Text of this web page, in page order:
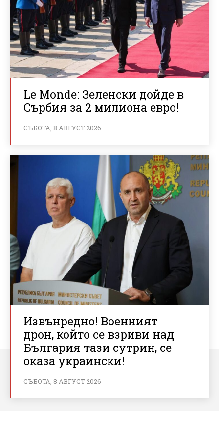
Le Monde: Зеленски дойде в
Сърбия за 2 милиона евро!
СЪБОТА, 8 АВГУСТ 2026
Извънредно! Военният
дрон, който се взриви над
България тази сутрин, се
оказа украински!
СЪБОТА, 8 АВГУСТ 2026